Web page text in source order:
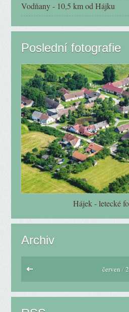
Vodňany - 10,5 km od Hájku
Poslední fotografie
Hájek - letecké
Archiv
červen /